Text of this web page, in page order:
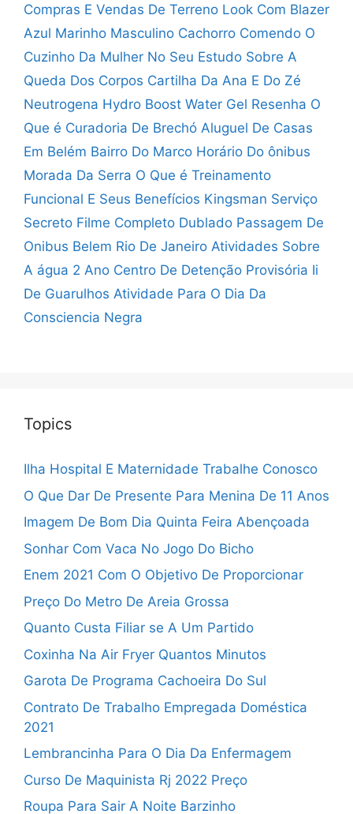
Compras E Vendas De Terreno Look Com Blazer
Azul Marinho Masculino Cachorro Comendo O
Cuzinho Da Mulher No Seu Estudo Sobre A
Queda Dos Corpos Cartilha Da Ana E Do Zé
Neutrogena Hydro Boost Water Gel Resenha O
Que é Curadoria De Brechó Aluguel De Casas
Em Belém Bairro Do Marco Horário Do ônibus
Morada Da Serra O Que é Treinamento
Funcional E Seus Benefícios Kingsman Serviço
Secreto Filme Completo Dublado Passagem De
Onibus Belem Rio De Janeiro Atividades Sobre
A água 2 Ano Centro De Detenção Provisória Ii
De Guarulhos Atividade Para O Dia Da
Consciencia Negra
Topics
Ilha Hospital E Maternidade Trabalhe Conosco
O Que Dar De Presente Para Menina De 11 Anos
Imagem De Bom Dia Quinta Feira Abençoada
Sonhar Com Vaca No Jogo Do Bicho
Enem 2021 Com O Objetivo De Proporcionar
Preço Do Metro De Areia Grossa
Quanto Custa Filiar se A Um Partido
Coxinha Na Air Fryer Quantos Minutos
Garota De Programa Cachoeira Do Sul
Contrato De Trabalho Empregada Doméstica
2021
Lembrancinha Para O Dia Da Enfermagem
Curso De Maquinista Rj 2022 Preço
Roupa Para Sair A Noite Barzinho